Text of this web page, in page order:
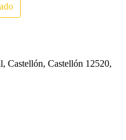
Castellón, Castellón 12520,